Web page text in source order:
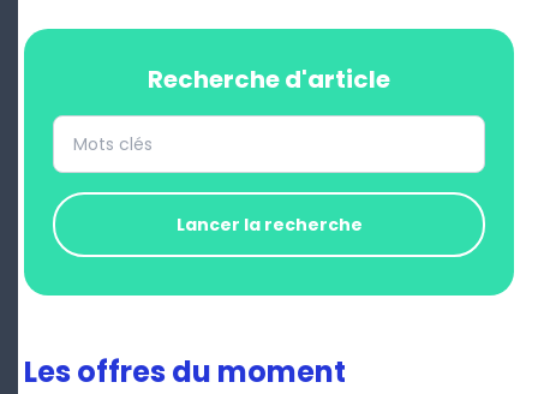
Recherche d'article
Lancer la recherche
Les offres du moment